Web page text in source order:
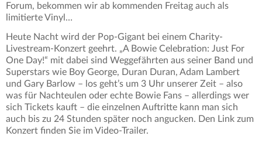
Forum, bekommen wir ab kommenden Freitag auch als
limitierte Vinyl…
Heute Nacht wird der Pop-Gigant bei einem Charity-
Livestream-Konzert geehrt. „A Bowie Celebration: Just For
One Day!“ mit dabei sind Weggefährten aus seiner Band und
Superstars wie Boy George, Duran Duran, Adam Lambert
und Gary Barlow – los geht’s um 3 Uhr unserer Zeit – also
was für Nachteulen oder echte Bowie Fans – allerdings wer
sich Tickets kauft – die einzelnen Auftritte kann man sich
auch bis zu 24 Stunden später noch angucken. Den Link zum
Konzert finden Sie im Video-Trailer.